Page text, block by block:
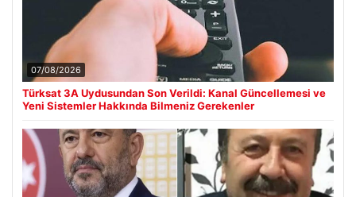
07/08/2026
Türksat 3A Uydusundan Son Verildi: Kanal Güncellemesi ve
Yeni Sistemler Hakkında Bilmeniz Gerekenler